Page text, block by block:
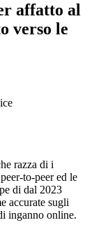
affatto al
verso le
razza di i
to-peer ed le
di dal 2023
accurate sugli
inganno online.